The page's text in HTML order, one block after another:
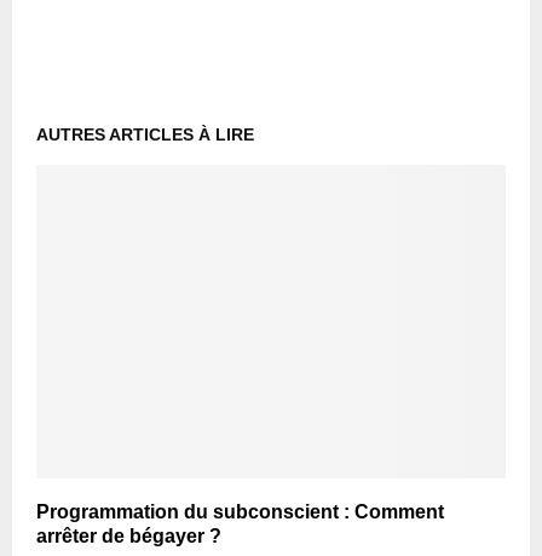
AUTRES ARTICLES À LIRE
Programmation du subconscient : Comment
arrêter de bégayer ?